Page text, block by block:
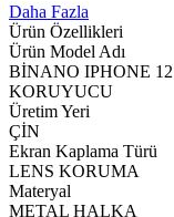
Daha Fazla
Ürün Özellikleri
Ürün Model Adı
BİNANO IPHONE
KORUYUCU
Üretim Yeri
ÇİN
Ekran Kaplama Türü
LENS KORUMA
Materyal
METAL HALKA